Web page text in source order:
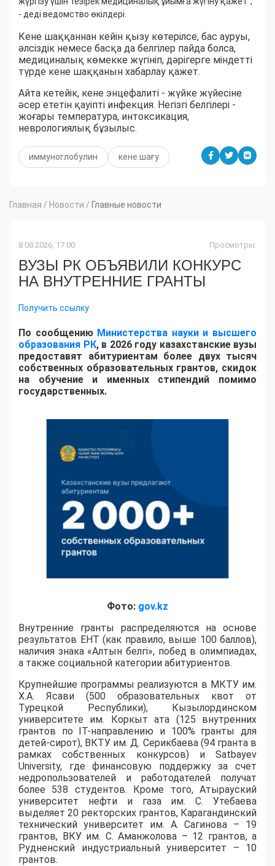
- деді ведомство өкілдері.
Кене шаққаннан кейін қызу көтерілсе, бас ауруы,
әлсіздік немесе басқа да белгілер пайда болса,
медициналық көмекке жүгініп, дәрігерге міндетті
түрде кене шаққанын хабарлау қажет.
Айта кетейік, кене энцефалиті - жүйке жүйесіне
әсер ететін қауіпті инфекция. Негізгі белгілері -
жоғары температура, интоксикация,
неврологиялық бұзылыс.
иммуноглобулин кене шағу
Главная / Новости / Главные новости
8.08.2026, 17:00 Просмотры:
ВУЗЫ РК ОБЪЯВИЛИ КОНКУРС
НА ВНУТРЕННИЕ ГРАНТЫ
Получить ссылку
По сообщению Министерства науки и высшего
образования РК, в 2026 году казахстанские вузы
предоставят абитуриентам более двух тысяч
собственных образовательных грантов, скидок
на обучение и именных стипендий помимо
государственных.
Фото: gov.kz
Внутренние гранты распределяются на основе
результатов ЕНТ (как правило, выше 100 баллов),
наличия знака «Алтын белгі», побед в олимпиадах,
а также социальной категории абитуриентов.
​Крупнейшие программы реализуются в МКТУ им.
Х.А. Ясави (500 образовательных квот от
Турецкой Республики), Кызылординском
университете им. Коркыт ата (125 внутренних
грантов по IT-направлению и 100% гранты для
детей-сирот), ВКТУ им. Д. Серикбаева (94 гранта в
рамках собственных конкурсов) и Satbayev
University, где финансовую поддержку за счет
недропользователей и работодателей получат
более 538 студентов. Кроме того, Атырауский
университет нефти и газа им. С. Утебаева
выделяет 20 ректорских грантов, Карагандинский
технический университет им. А. Сагинова – 19
грантов, ВКУ им. С. Аманжолова – 12 грантов, а
Рудненский индустриальный университет – 10
грантов.